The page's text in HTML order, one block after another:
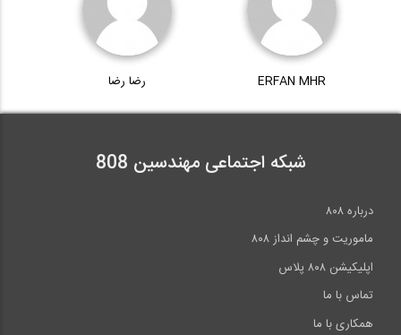
ERFAN MHR رضا رضا
شبکه اجتماعی مهندسین 808
درباره ۸۰۸
ماموریت و چشم انداز ۸۰۸
اپلیکیشن ۸۰۸ پلاس
تماس با ما
همکاری با ما